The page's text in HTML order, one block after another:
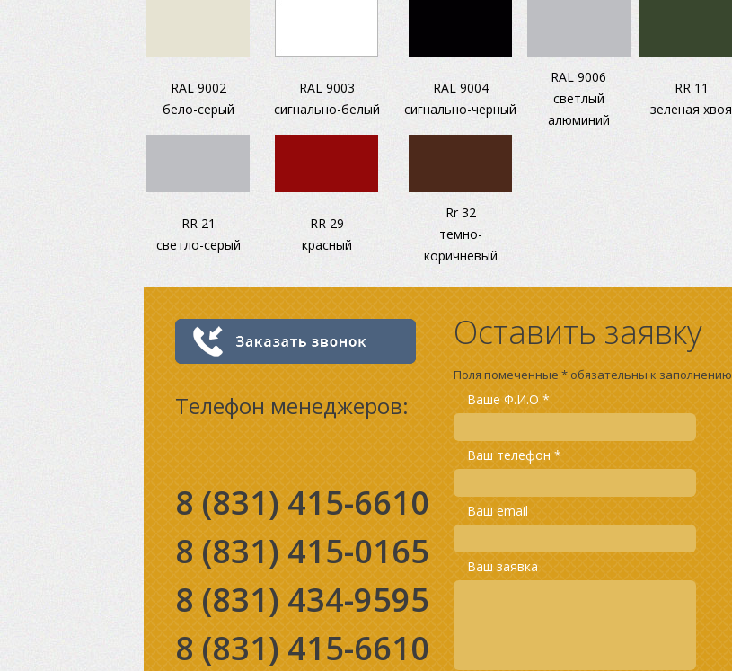
RAL 9002
бело-серый
RAL 9003
сигнально-белый
RAL 9004
сигнально-черный
RAL 9006
светлый
алюминий
RR 11
зеленая хвоя
RR 21
светло-серый
RR 29
красный
Rr 32
темно-
коричневый
Телефон менеджеров:
8 (831) 415-6610
8 (831) 415-0165
8 (831) 434-9595
8 (831) 415-6610
Оставить заявку
Поля помеченные * обязательны к заполнению
Ваше Ф.И.О *
Ваш телефон *
Ваш email
Ваш заявка